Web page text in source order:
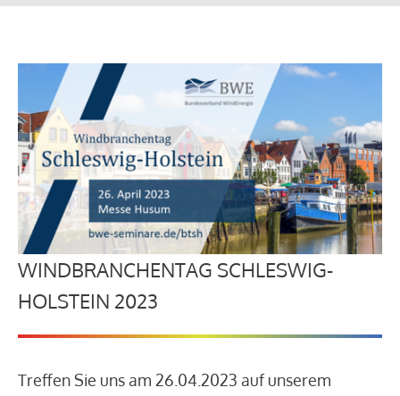
WINDBRANCHENTAG SCHLESWIG-
HOLSTEIN 2023
Treffen Sie uns am 26.04.2023 auf unserem